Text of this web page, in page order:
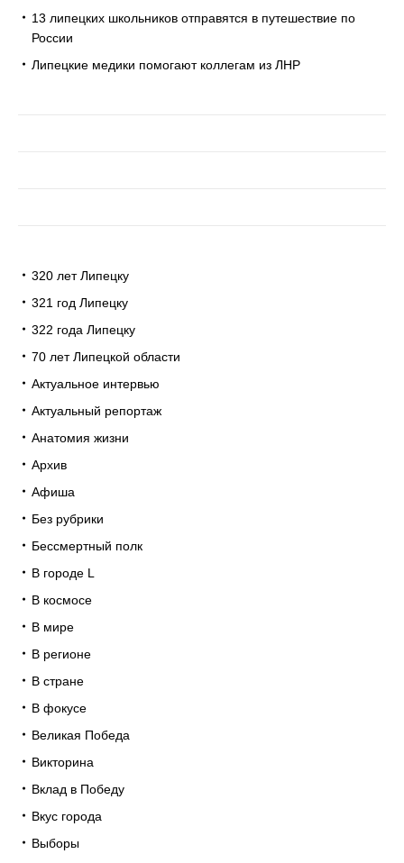
13 липецких школьников отправятся в путешествие по
России
Липецкие медики помогают коллегам из ЛНР
320 лет Липецку
321 год Липецку
322 года Липецку
70 лет Липецкой области
Актуальное интервью
Актуальный репортаж
Анатомия жизни
Архив
Афиша
Без рубрики
Бессмертный полк
В городе L
В космосе
В мире
В регионе
В стране
В фокусе
Великая Победа
Викторина
Вклад в Победу
Вкус города
Выборы